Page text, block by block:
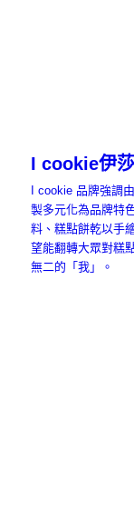
I cookie伊
I cookie 品牌強調
製多元化為品牌特
料、糕點餅乾以手
望能翻轉大眾對糕
無二的「我」。